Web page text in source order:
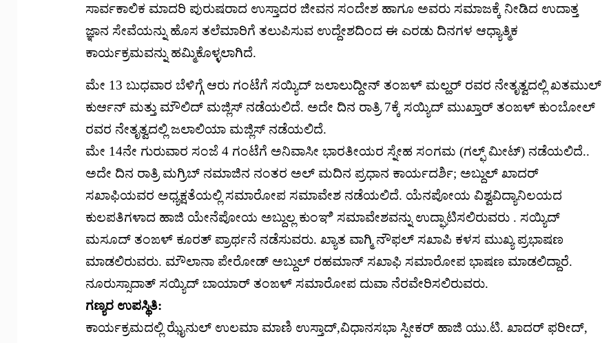
ಸಾರ್ವಕಾಲಿಕ ಮಾದರಿ ಪುರುಷರಾದ ಉಸ್ತಾದರ ಜೀವನ ಸಂದೇಶ ಹಾಗೂ ಅವರು ಸಮಾಜಕ್ಕೆ ನೀಡಿದ ಉದಾತ್ತ
ಜ್ಞಾನ ಸೇವೆಯನ್ನು ಹೊಸ ತಲೆಮಾರಿಗೆ ತಲುಪಿಸುವ ಉದ್ದೇಶದಿಂದ ಈ ಎರಡು ದಿನಗಳ ಆಧ್ಯಾತ್ಮಿಕ
ಕಾರ್ಯಕ್ರಮವನ್ನು ಹಮ್ಮಿಕೊಳ್ಳಲಾಗಿದೆ.
ಮೇ 13 ಬುಧವಾರ ಬೆಳಿಗ್ಗೆ ಆರು ಗಂಟೆಗೆ ಸಯ್ಯಿದ್ ಜಲಾಲುದ್ದೀನ್ ತಂಙಳ್ ಮಲ್ಹರ್ ರವರ ನೇತೃತ್ವದಲ್ಲಿ ಖತಮುಲ್
ಕುರ್ಆನ್ ಮತ್ತು ಮೌಲಿದ್ ಮಜ್ಲಿಸ್ ನಡೆಯಲಿದೆ. ಅದೇ ದಿನ ರಾತ್ರಿ 7ಕ್ಕೆ ಸಯ್ಯಿದ್ ಮುಖ್ತಾರ್ ತಂಙಳ್ ಕುಂಬೋಲ್
ರವರ ನೇತೃತ್ವದಲ್ಲಿ ಜಲಾಲಿಯಾ ಮಜ್ಲಿಸ್ ನಡೆಯಲಿದೆ.
ಮೇ 14ನೇ ಗುರುವಾರ ಸಂಜೆ 4 ಗಂಟೆಗೆ ಅನಿವಾಸೀ ಭಾರತೀಯರ ಸ್ನೇಹ ಸಂಗಮ (ಗಲ್ಫ್ ಮೀಟ್) ನಡೆಯಲಿದೆ..
ಅದೇ ದಿನ ರಾತ್ರಿ ಮಗ್ರಿಬ್ ನಮಾಜಿನ ನಂತರ ಅಲ್ ಮದಿನ ಪ್ರಧಾನ ಕಾರ್ಯದರ್ಶಿ; ಅಬ್ದುಲ್ ಖಾದರ್
ಸಖಾಫಿಯವರ ಅಧ್ಯಕ್ಷತೆಯಲ್ಲಿ ಸಮಾರೋಪ ಸಮಾವೇಶ ನಡೆಯಲಿದೆ. ಯೆನಪೋಯ ವಿಶ್ವವಿದ್ಯಾನಿಲಯದ
ಕುಲಪತಿಗಳಾದ ಹಾಜಿ ಯೇನೆಪೋಯ ಅಬ್ದುಲ್ಲ ಕುಂಞಿ ಸಮಾವೇಶವನ್ನು ಉದ್ಘಾಟಿಸಲಿರುವರು . ಸಯ್ಯಿದ್
ಮಸೂದ್ ತಂಙಳ್ ಕೂರತ್ ಪ್ರಾರ್ಥನೆ ನಡೆಸುವರು. ಖ್ಯಾತ ವಾಗ್ಮಿ ನೌಫಲ್ ಸಖಾಪಿ ಕಳಸ ಮುಖ್ಯ ಪ್ರಭಾಷಣ
ಮಾಡಲಿರುವರು. ಮೌಲಾನಾ ಪೇರೋಡ್ ಅಬ್ದುಲ್ ರಹಮಾನ್ ಸಖಾಫಿ ಸಮಾರೋಪ ಭಾಷಣ ಮಾಡಲಿದ್ದಾರೆ.
ನೂರುಸ್ಸಾದಾತ್ ಸಯ್ಯಿದ್ ಬಾಯಾರ್ ತಂಙಳ್ ಸಮಾರೋಪ ದುವಾ ನೆರವೇರಿಸಲಿರುವರು.
ಗಣ್ಯರ ಉಪಸ್ಥಿತಿ:
ಕಾರ್ಯಕ್ರಮದಲ್ಲಿ ಝೈನುಲ್ ಉಲಮಾ ಮಾಣಿ ಉಸ್ತಾದ್,ವಿಧಾನಸಭಾ ಸ್ಪೀಕರ್ ಹಾಜಿ ಯು.ಟಿ. ಖಾದರ್ ಫರೀದ್,